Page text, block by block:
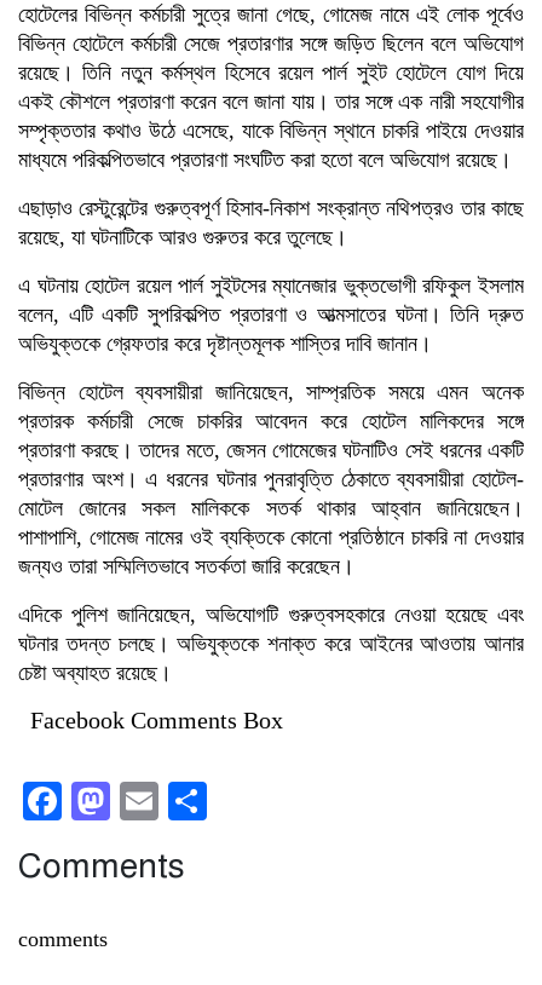
হোটেলের বিভিন্ন কর্মচারী সুত্রে জানা গেছে, গোমেজ নামে এই লোক পূর্বেও
বিভিন্ন হোটেলে কর্মচারী সেজে প্রতারণার সঙ্গে জড়িত ছিলেন বলে অভিযোগ
রয়েছে। তিনি নতুন কর্মস্থল হিসেবে রয়েল পার্ল সুইট হোটেলে যোগ দিয়ে
একই কৌশলে প্রতারণা করেন বলে জানা যায়। তার সঙ্গে এক নারী সহযোগীর
সম্পৃক্ততার কথাও উঠে এসেছে, যাকে বিভিন্ন স্থানে চাকরি পাইয়ে দেওয়ার
মাধ্যমে পরিকল্পিতভাবে প্রতারণা সংঘটিত করা হতো বলে অভিযোগ রয়েছে।
এছাড়াও রেস্টুরেন্টের গুরুত্বপূর্ণ হিসাব-নিকাশ সংক্রান্ত নথিপত্রও তার কাছে
রয়েছে, যা ঘটনাটিকে আরও গুরুতর করে তুলেছে।
এ ঘটনায় হোটেল রয়েল পার্ল সুইটসের ম্যানেজার ভুক্তভোগী রফিকুল ইসলাম
বলেন, এটি একটি সুপরিকল্পিত প্রতারণা ও আত্মসাতের ঘটনা। তিনি দ্রুত
অভিযুক্তকে গ্রেফতার করে দৃষ্টান্তমূলক শাস্তির দাবি জানান।
বিভিন্ন হোটেল ব্যবসায়ীরা জানিয়েছেন, সাম্প্রতিক সময়ে এমন অনেক
প্রতারক কর্মচারী সেজে চাকরির আবেদন করে হোটেল মালিকদের সঙ্গে
প্রতারণা করছে। তাদের মতে, জেসন গোমেজের ঘটনাটিও সেই ধরনের একটি
প্রতারণার অংশ। এ ধরনের ঘটনার পুনরাবৃত্তি ঠেকাতে ব্যবসায়ীরা হোটেল-
মোটেল জোনের সকল মালিককে সতর্ক থাকার আহ্বান জানিয়েছেন।
পাশাপাশি, গোমেজ নামের ওই ব্যক্তিকে কোনো প্রতিষ্ঠানে চাকরি না দেওয়ার
জন্যও তারা সম্মিলিতভাবে সতর্কতা জারি করেছেন।
এদিকে পুলিশ জানিয়েছেন, অভিযোগটি গুরুত্বসহকারে নেওয়া হয়েছে এবং
ঘটনার তদন্ত চলছে। অভিযুক্তকে শনাক্ত করে আইনের আওতায় আনার
চেষ্টা অব্যাহত রয়েছে।
Facebook Comments Box
Facebook
Mastodon
Email
Comments
comments